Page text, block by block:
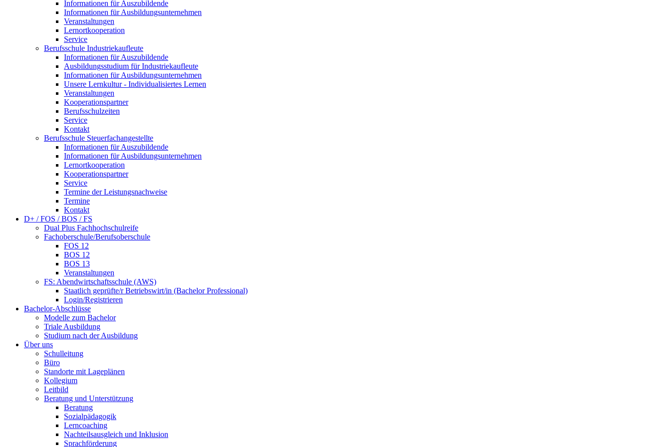
Informationen für Auszubildende
Informationen für Ausbildungsunternehmen
Veranstaltungen
Lernortkooperation
Service
Berufsschule Industriekaufleute
Informationen für Auszubildende
Ausbildungsstudium für Industriekaufleute
Informationen für Ausbildungsunternehmen
Unsere Lernkultur - Individualisiertes Lernen
Veranstaltungen
Kooperationspartner
Berufsschulzeiten
Service
Kontakt
Berufsschule Steuerfachangestellte
Informationen für Auszubildende
Informationen für Ausbildungsunternehmen
Lernortkooperation
Kooperationspartner
Service
Termine der Leistungsnachweise
Termine
Kontakt
D+ / FOS / BOS / FS
Dual Plus Fachhochschulreife
Fachoberschule/Berufsoberschule
FOS 12
BOS 12
BOS 13
Veranstaltungen
FS: Abendwirtschaftsschule (AWS)
Staatlich geprüfte/r Betriebswirt/in (Bachelor Professional)
Login/Registrieren
Bachelor-Abschlüsse
Modelle zum Bachelor
Triale Ausbildung
Studium nach der Ausbildung
Über uns
Schulleitung
Büro
Standorte mit Lageplänen
Kollegium
Leitbild
Beratung und Unterstützung
Beratung
Sozialpädagogik
Lerncoaching
Nachteilsausgleich und Inklusion
Sprachförderung